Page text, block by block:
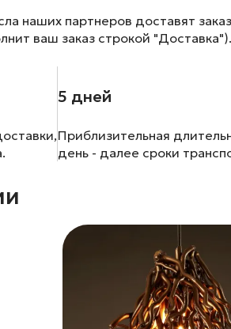
наших партнеров доставят
ваш заказ строкой
5 дней
Приблизительная
день - далее сроки